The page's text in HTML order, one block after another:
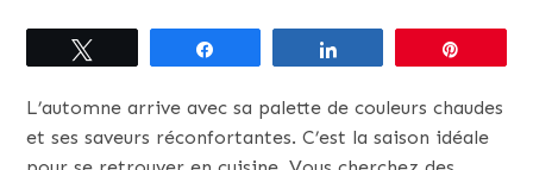
L’automne arrive avec sa palette de couleurs chaudes
et ses saveurs réconfortantes. C’est la saison idéale